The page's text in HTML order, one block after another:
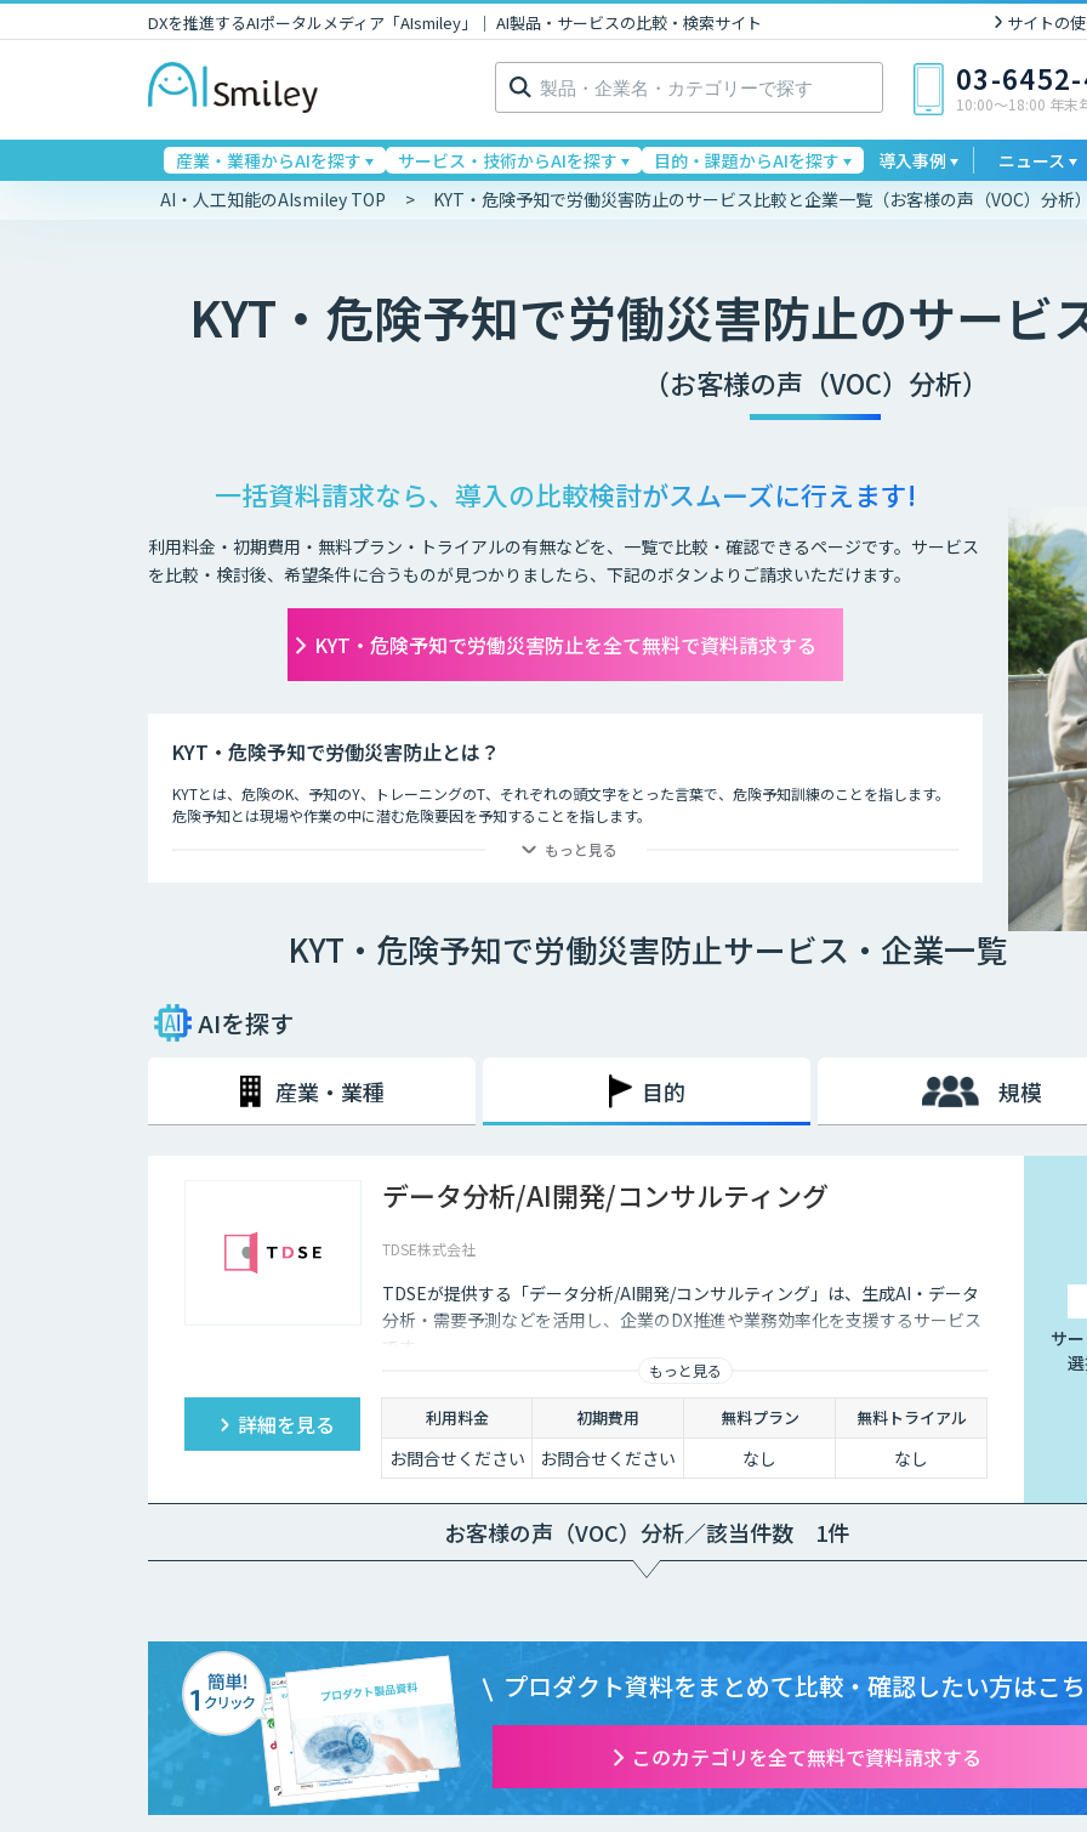
DXを推進するAIポータルメディア「AIsmiley」｜ AI製品・サービスの比較・検索サイト サイトの
検
索: 03-
10:00〜18:00 年末
産業・業種からAIを探す サービス・技術からAIを探す 目的・課題からAIを探す 導入事例 ニュース
AI・人工知能のAIsmiley TOP KYT・危険予知で労働災害防止のサービス比較と企業一覧（お客様の声（VOC）分析）
KYT・危険予知で労働災害防止のサービ
（お客様の声（VOC）分析）
一括資料請求なら、導入の比較検討がスムーズに行えます!
利用料金・初期費用・無料プラン・トライアルの有無などを、一覧で比較・確認できるページです。サービス
を比較・検討後、希望条件に合うものが見つかりましたら、下記のボタンよりご請求いただけます。
KYT・危険予知で労働災害防止を全て無料で資料請求する
KYT・危険予知で労働災害防止とは？
KYTとは、危険のK、予知のY、トレーニングのT、それぞれの頭文字をとった言葉で、危険予知訓練のことを指します。
危険予知とは現場や作業の中に潜む危険要因を予知することを指します。
もっと見る
KYT・危険予知で労働災害防止サービス・企業一覧
AIを探す
産業・業種 目的 規模
データ分析/AI開発/コンサルティング
TDSE株式会社
TDSEが提供する「データ分析/AI開発/コンサルティング」は、生成AI・データ
分析・需要予測などを活用し、企業のDX推進や業務効率化を支援するサービス
です。
もっと見る
詳細を見る 利用料金 初期費用 無料プラン 無料トライアル
お問合せください お問合せください なし なし
サ
お客様の声（VOC）分析／該当件数 1件
プロダクト資料をまとめて比較・確認したい方はこ
このカテゴリを全て無料で資料請求する